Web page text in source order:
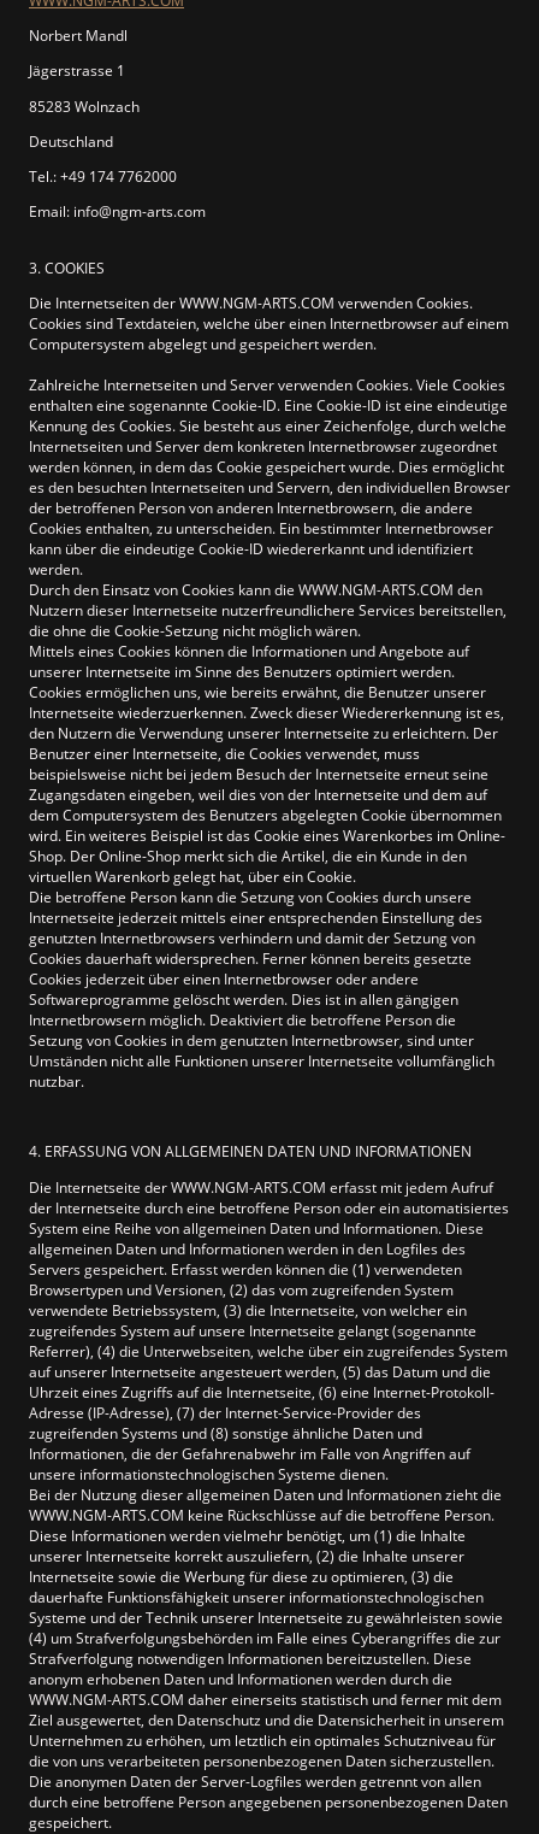
Norbert Mandl
Jägerstrasse 1
85283 Wolnzach
Deutschland
Tel.: +49 174 7762000
Email: info@ngm-arts.com
3. COOKIES
Die Internetseiten der WWW.NGM-ARTS.COM verwenden Cookies.
Cookies sind Textdateien, welche über einen Internetbrowser auf einem
Computersystem abgelegt und gespeichert werden.
Zahlreiche Internetseiten und Server verwenden Cookies. Viele Cookies
enthalten eine sogenannte Cookie-ID. Eine Cookie-ID ist eine eindeutige
Kennung des Cookies. Sie besteht aus einer Zeichenfolge, durch welche
Internetseiten und Server dem konkreten Internetbrowser zugeordnet
werden können, in dem das Cookie gespeichert wurde. Dies ermöglicht
es den besuchten Internetseiten und Servern, den individuellen Browser
der betroffenen Person von anderen Internetbrowsern, die andere
Cookies enthalten, zu unterscheiden. Ein bestimmter Internetbrowser
kann über die eindeutige Cookie-ID wiedererkannt und identifiziert
werden.
Durch den Einsatz von Cookies kann die WWW.NGM-ARTS.COM den
Nutzern dieser Internetseite nutzerfreundlichere Services bereitstellen,
die ohne die Cookie-Setzung nicht möglich wären.
Mittels eines Cookies können die Informationen und Angebote auf
unserer Internetseite im Sinne des Benutzers optimiert werden.
Cookies ermöglichen uns, wie bereits erwähnt, die Benutzer unserer
Internetseite wiederzuerkennen. Zweck dieser Wiedererkennung ist es,
den Nutzern die Verwendung unserer Internetseite zu erleichtern. Der
Benutzer einer Internetseite, die Cookies verwendet, muss
beispielsweise nicht bei jedem Besuch der Internetseite erneut seine
Zugangsdaten eingeben, weil dies von der Internetseite und dem auf
dem Computersystem des Benutzers abgelegten Cookie übernommen
wird. Ein weiteres Beispiel ist das Cookie eines Warenkorbes im Online-
Shop. Der Online-Shop merkt sich die Artikel, die ein Kunde in den
virtuellen Warenkorb gelegt hat, über ein Cookie.
Die betroffene Person kann die Setzung von Cookies durch unsere
Internetseite jederzeit mittels einer entsprechenden Einstellung des
genutzten Internetbrowsers verhindern und damit der Setzung von
Cookies dauerhaft widersprechen. Ferner können bereits gesetzte
Cookies jederzeit über einen Internetbrowser oder andere
Softwareprogramme gelöscht werden. Dies ist in allen gängigen
Internetbrowsern möglich. Deaktiviert die betroffene Person die
Setzung von Cookies in dem genutzten Internetbrowser, sind unter
Umständen nicht alle Funktionen unserer Internetseite vollumfänglich
nutzbar.
4. ERFASSUNG VON ALLGEMEINEN DATEN UND INFORMATIONEN
Die Internetseite der WWW.NGM-ARTS.COM erfasst mit jedem Aufruf
der Internetseite durch eine betroffene Person oder ein automatisiertes
System eine Reihe von allgemeinen Daten und Informationen. Diese
allgemeinen Daten und Informationen werden in den Logfiles des
Servers gespeichert. Erfasst werden können die (1) verwendeten
Browsertypen und Versionen, (2) das vom zugreifenden System
verwendete Betriebssystem, (3) die Internetseite, von welcher ein
zugreifendes System auf unsere Internetseite gelangt (sogenannte
Referrer), (4) die Unterwebseiten, welche über ein zugreifendes System
auf unserer Internetseite angesteuert werden, (5) das Datum und die
Uhrzeit eines Zugriffs auf die Internetseite, (6) eine Internet-Protokoll-
Adresse (IP-Adresse), (7) der Internet-Service-Provider des
zugreifenden Systems und (8) sonstige ähnliche Daten und
Informationen, die der Gefahrenabwehr im Falle von Angriffen auf
unsere informationstechnologischen Systeme dienen.
Bei der Nutzung dieser allgemeinen Daten und Informationen zieht die
WWW.NGM-ARTS.COM keine Rückschlüsse auf die betroffene Person.
Diese Informationen werden vielmehr benötigt, um (1) die Inhalte
unserer Internetseite korrekt auszuliefern, (2) die Inhalte unserer
Internetseite sowie die Werbung für diese zu optimieren, (3) die
dauerhafte Funktionsfähigkeit unserer informationstechnologischen
Systeme und der Technik unserer Internetseite zu gewährleisten sowie
(4) um Strafverfolgungsbehörden im Falle eines Cyberangriffes die zur
Strafverfolgung notwendigen Informationen bereitzustellen. Diese
anonym erhobenen Daten und Informationen werden durch die
WWW.NGM-ARTS.COM daher einerseits statistisch und ferner mit dem
Ziel ausgewertet, den Datenschutz und die Datensicherheit in unserem
Unternehmen zu erhöhen, um letztlich ein optimales Schutzniveau für
die von uns verarbeiteten personenbezogenen Daten sicherzustellen.
Die anonymen Daten der Server-Logfiles werden getrennt von allen
durch eine betroffene Person angegebenen personenbezogenen Daten
gespeichert.